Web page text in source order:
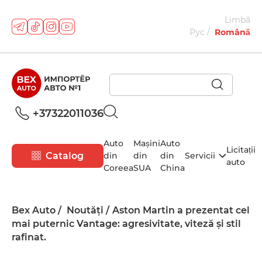
Limbă
Рус
Română
+37322011036
Catalog
Auto
din
Coreea
Mașini
din
SUA
Auto
din
China
Servicii
Licitații
auto
Bex Auto Noutăți
Aston Martin a prezentat cel
mai puternic Vantage: agresivitate, viteză și stil
rafinat.